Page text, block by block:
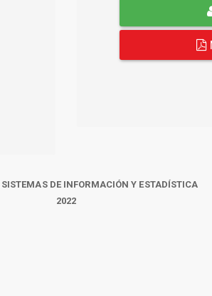
DE INFORMACIÓN Y ESTADÍSTICA
2022